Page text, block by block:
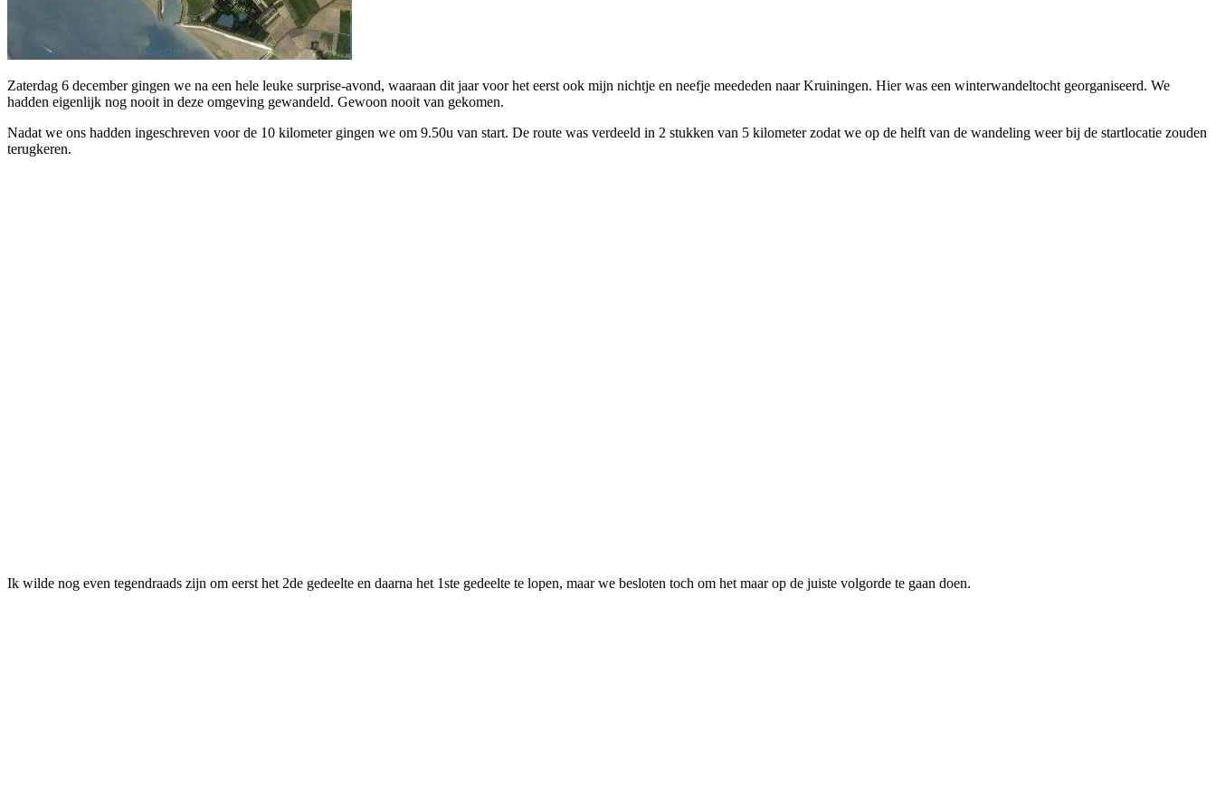
Zaterdag 6 december gingen we na een hele leuke surprise-avond, waaraan dit jaar voor het eerst ook mijn nichtje en neefje meededen naar Kruiningen. Hier was een winterwandeltocht georganiseerd. We
hadden eigenlijk nog nooit in deze omgeving gewandeld. Gewoon nooit van gekomen.
Nadat we ons hadden ingeschreven voor de 10 kilometer gingen we om 9.50u van start. De route was verdeeld in 2 stukken van 5 kilometer zodat we op de helft van de wandeling weer bij de startlocatie zouden
terugkeren.
Ik wilde nog even tegendraads zijn om eerst het 2de gedeelte en daarna het 1ste gedeelte te lopen, maar we besloten toch om het maar op de juiste volgorde te gaan doen.